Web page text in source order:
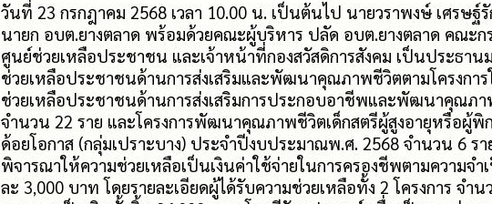
วันที่ 23 กรกฎาคม 2568 เวลา 10.00 น. เป็นต้นไป นายวราพงษ์ เศรษฐ์
นายก อบต.ยางตลาด พร้อมด้วยคณะผู้บริหาร ปลัด อบต.ยางตลาด คณะก
ศูนย์ช่วยเหลือประชาชน และเจ้าหน้าที่กองสวัสดิการสังคม เป็นประธาน
ช่วยเหลือประชาชนด้านการส่งเสริมและพัฒนาคุณภาพชีวิตตามโครงการ
ช่วยเหลือประชาชนด้านการส่งเสริมการประกอบอาชีพและพัฒนาคุณภ
จำนวน 22 ราย และโครงการพัฒนาคุณภาพชีวิตเด็กสตรีผู้สูงอายุหรือผู้พิ
ด้อยโอกาส (กลุ่มเปราะบาง) ประจำปีงบประมาณพ.ศ. 2568 จำนวน 6 รา
พิจารณาให้ความช่วยเหลือเป็นเงินค่าใช้จ่ายในการครองชีพตามความจำ
ละ 3,000 บาท โดยรายละเอียดผู้ได้รับความช่วยเหลือทั้ง 2 โครงการ จำ